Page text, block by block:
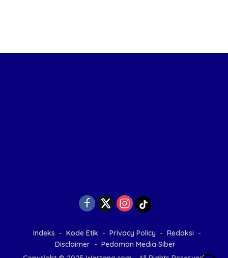
Indeks Kode Etik Privacy Policy
Redaksi
Disclaimer
Pedoman Media Siber